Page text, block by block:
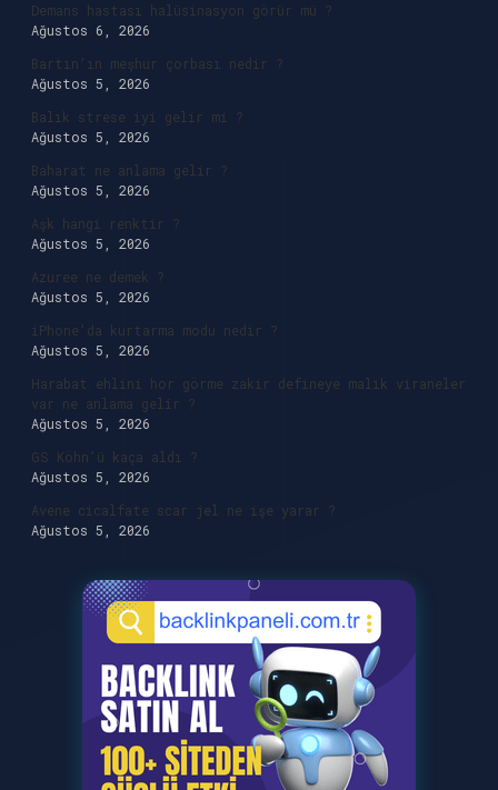
Demans hastası halüsinasyon görür mü ?
Ağustos 6, 2026
Bartın’ın meşhur çorbası nedir ?
Ağustos 5, 2026
Balık strese iyi gelir mi ?
Ağustos 5, 2026
Baharat ne anlama gelir ?
Ağustos 5, 2026
Aşk hangi renktir ?
Ağustos 5, 2026
Azuree ne demek ?
Ağustos 5, 2026
iPhone’da kurtarma modu nedir ?
Ağustos 5, 2026
Harabat ehlini hor görme zakir defineye malik viraneler
var ne anlama gelir ?
Ağustos 5, 2026
GS Köhn’ü kaça aldı ?
Ağustos 5, 2026
Avene cicalfate scar jel ne işe yarar ?
Ağustos 5, 2026